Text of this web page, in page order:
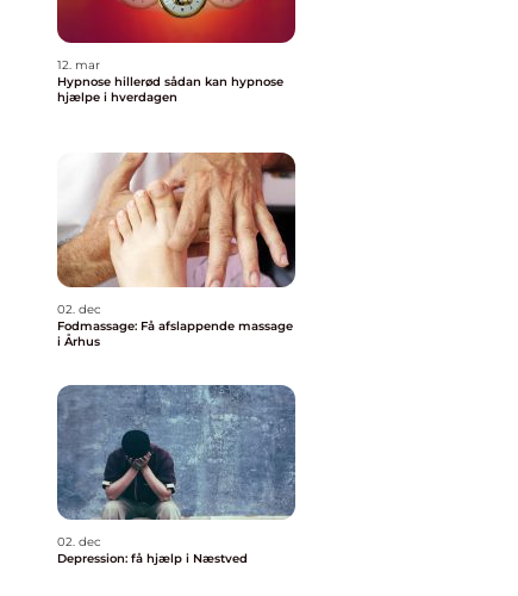
12. mar
Hypnose hillerød sådan kan hypnose
hjælpe i hverdagen
02. dec
Fodmassage: Få afslappende massage
i Århus
02. dec
Depression: få hjælp i Næstved